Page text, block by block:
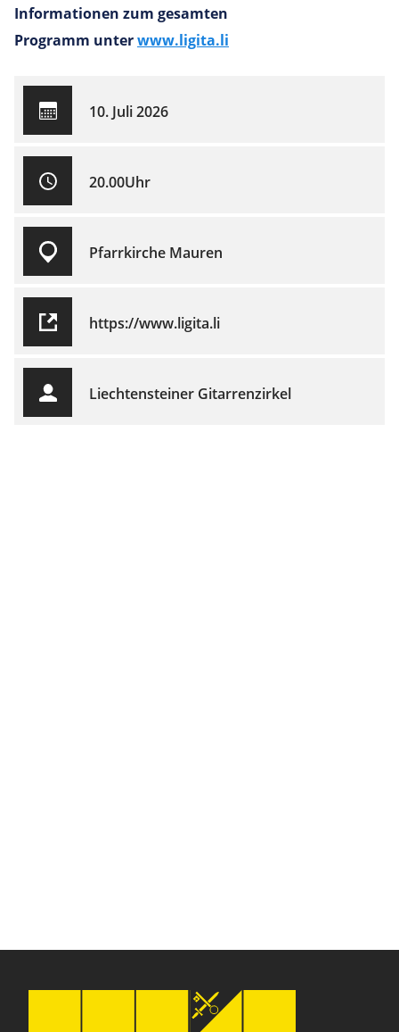
Informationen zum gesamten
Programm unterwww.ligita.li
10. Juli 2026
20.00Uhr
Pfarrkirche Mauren
https://www.ligita.li
Liechtensteiner Gitarrenzirkel